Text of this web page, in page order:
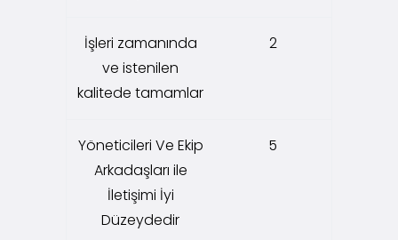
İşleri zamanında
ve istenilen
kalitede tamamlar
2
Yöneticileri Ve Ekip
Arkadaşları ile
İletişimi İyi
Düzeydedir
5